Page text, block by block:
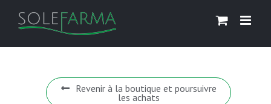
Revenir à la boutique et poursuivre
les achats